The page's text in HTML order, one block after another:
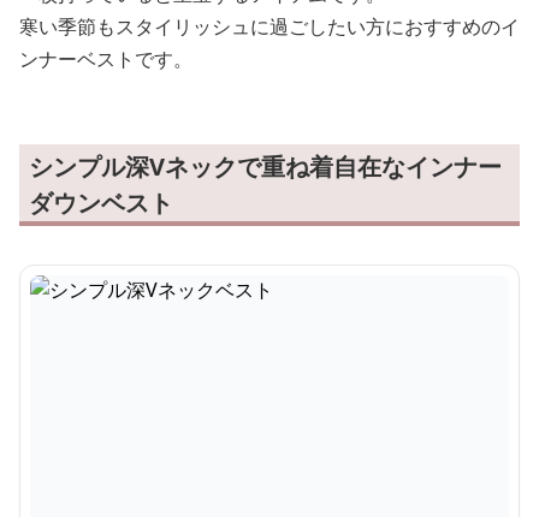
寒い季節もスタイリッシュに過ごしたい方におすすめのイ
ンナーベストです。
シンプル深Vネックで重ね着自在なインナー
ダウンベスト